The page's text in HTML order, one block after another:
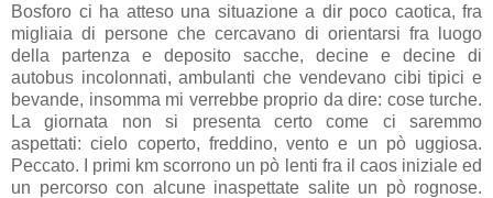
Bosforo ci ha atteso una situazione a dir poco caotica, fra
migliaia di persone che cercavano di orientarsi fra luogo
della partenza e deposito sacche, decine e decine di
autobus incolonnati, ambulanti che vendevano cibi tipici e
bevande, insomma mi verrebbe proprio da dire: cose turche.
La giornata non si presenta certo come ci saremmo
aspettati: cielo coperto, freddino, vento e un pò uggiosa.
Peccato. I primi km scorrono un pò lenti fra il caos iniziale ed
un percorso con alcune inaspettate salite un pò rognose.